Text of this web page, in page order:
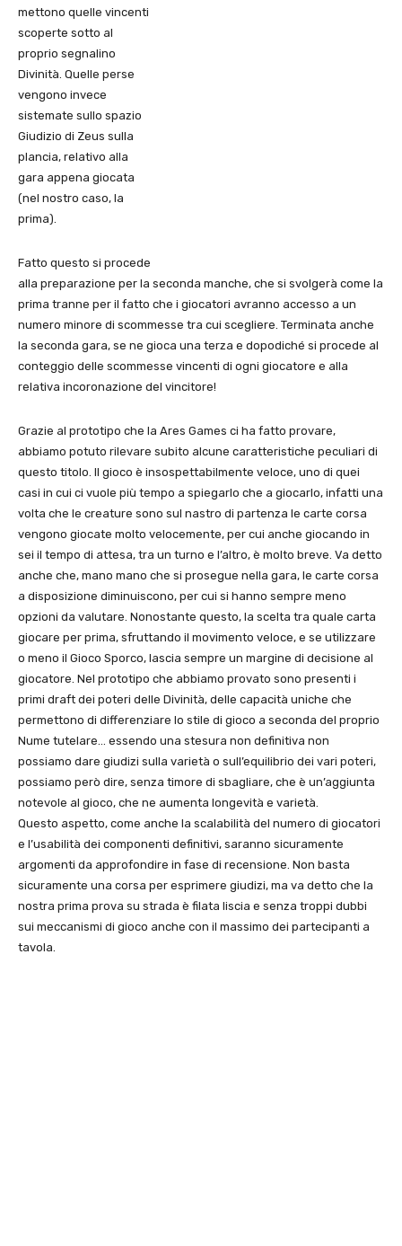
mettono quelle vincenti
scoperte sotto al
proprio segnalino
Divinità. Quelle perse
vengono invece
sistemate sullo spazio
Giudizio di Zeus sulla
plancia, relativo alla
gara appena giocata
(nel nostro caso, la
prima).
Fatto questo si procede
alla preparazione per la seconda manche, che si svolgerà come la
prima tranne per il fatto che i giocatori avranno accesso a un
numero minore di scommesse tra cui scegliere. Terminata anche
la seconda gara, se ne gioca una terza e dopodiché si procede al
conteggio delle scommesse vincenti di ogni giocatore e alla
relativa incoronazione del vincitore!
Grazie al prototipo che la Ares Games ci ha fatto provare,
abbiamo potuto rilevare subito alcune caratteristiche peculiari di
questo titolo. Il gioco è insospettabilmente veloce, uno di quei
casi in cui ci vuole più tempo a spiegarlo che a giocarlo, infatti una
volta che le creature sono sul nastro di partenza le carte corsa
vengono giocate molto velocemente, per cui anche giocando in
sei il tempo di attesa, tra un turno e l’altro, è molto breve. Va detto
anche che, mano mano che si prosegue nella gara, le carte corsa
a disposizione diminuiscono, per cui si hanno sempre meno
opzioni da valutare. Nonostante questo, la scelta tra quale carta
giocare per prima, sfruttando il movimento veloce, e se utilizzare
o meno il Gioco Sporco, lascia sempre un margine di decisione al
giocatore. Nel prototipo che abbiamo provato sono presenti i
primi draft dei poteri delle Divinità, delle capacità uniche che
permettono di differenziare lo stile di gioco a seconda del proprio
Nume tutelare… essendo una stesura non definitiva non
possiamo dare giudizi sulla varietà o sull’equilibrio dei vari poteri,
possiamo però dire, senza timore di sbagliare, che è un’aggiunta
notevole al gioco, che ne aumenta longevità e varietà.
Questo aspetto, come anche la scalabilità del numero di giocatori
e l’usabilità dei componenti definitivi, saranno sicuramente
argomenti da approfondire in fase di recensione. Non basta
sicuramente una corsa per esprimere giudizi, ma va detto che la
nostra prima prova su strada è filata liscia e senza troppi dubbi
sui meccanismi di gioco anche con il massimo dei partecipanti a
tavola.